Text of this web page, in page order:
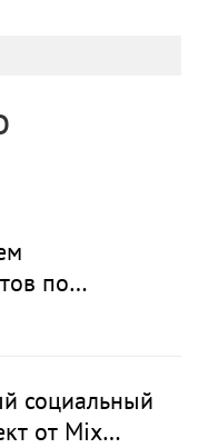
по
социальный
от Mix